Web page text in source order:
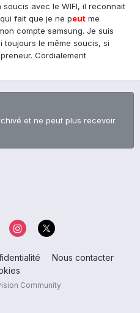
avec le WIFI, il reconnait
fait que je ne peut me
compte samsung. Je suis
toujours le même soucis, si
Cordialement
et ne peut plus recevoir
Nous contacter
Community